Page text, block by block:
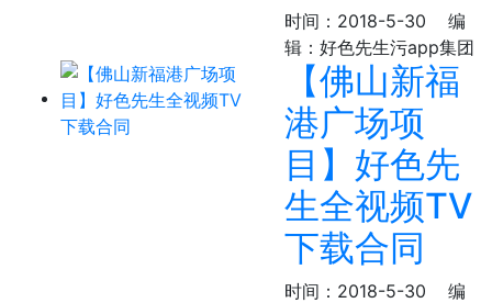
时间：2018-5-30
编
辑：好色先生污app集团
【佛山新福
港广场项
目】好色先
生全视频TV
下载合同
时间：2018-5-30
编